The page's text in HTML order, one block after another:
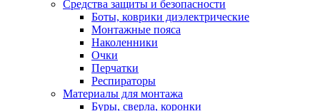
Средства защиты и безопасности
Боты, коврики диэлектрические
Монтажные пояса
Наколенники
Очки
Перчатки
Респираторы
Материалы для монтажа
Буры, сверла, коронки